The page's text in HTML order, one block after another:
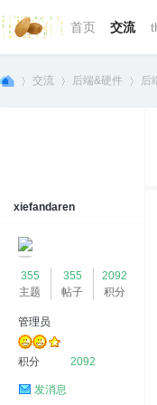
首页 交流
交流 后端&硬件 后
xiefandaren
355
主题
355
帖子
2092
积分
管理员
积分 2092
发消息